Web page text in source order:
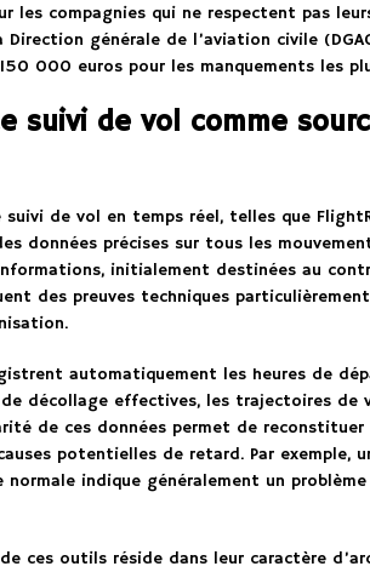
les compagnies qui ne respectent pas
Direction générale de l’aviation civile
000 euros pour les manquements les
suivi de vol comme
de vol en temps réel, telles que
données précises sur tous les
initialement destinées au
des preuves techniques
automatiquement les heures de
décollage effectives, les trajectoires de
de ces données permet de
potentielles de retard. Par exemple,
normale indique généralement un
ces outils réside dans leur caractère